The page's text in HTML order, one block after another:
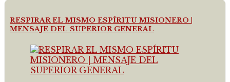
RESPIRAR EL MISMO ESPÍRITU MISIONERO |
MENSAJE DEL SUPERIOR GENERAL